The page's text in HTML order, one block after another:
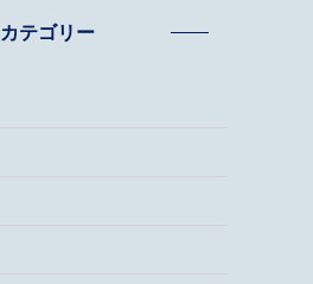
カテゴリー